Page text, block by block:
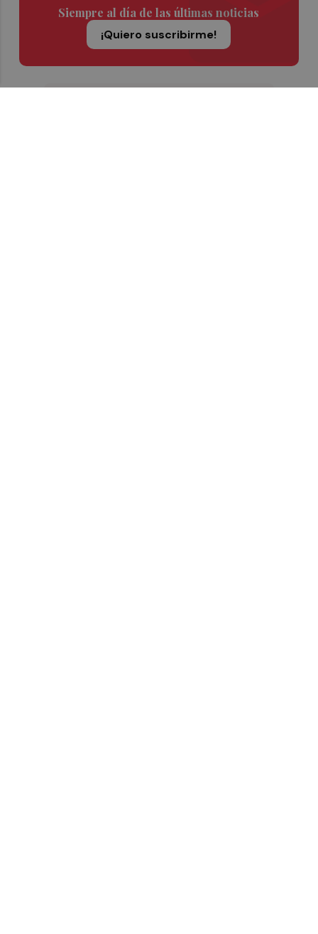
Siempre al día de las últimas noticias
¡Quiero suscribirme!